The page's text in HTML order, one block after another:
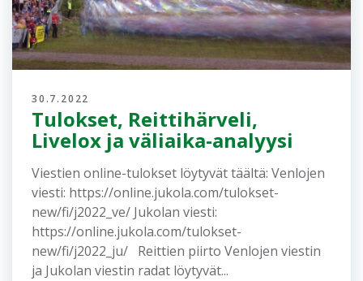
30.7.2022
Tulokset, Reittihärveli,
Livelox ja väliaika-analyysi
Viestien online-tulokset löytyvät täältä: Venlojen
viesti: https://online.jukola.com/tulokset-
new/fi/j2022_ve/ Jukolan viesti:
https://online.jukola.com/tulokset-
new/fi/j2022_ju/ Reittien piirto Venlojen viestin
ja Jukolan viestin radat löytyvät...